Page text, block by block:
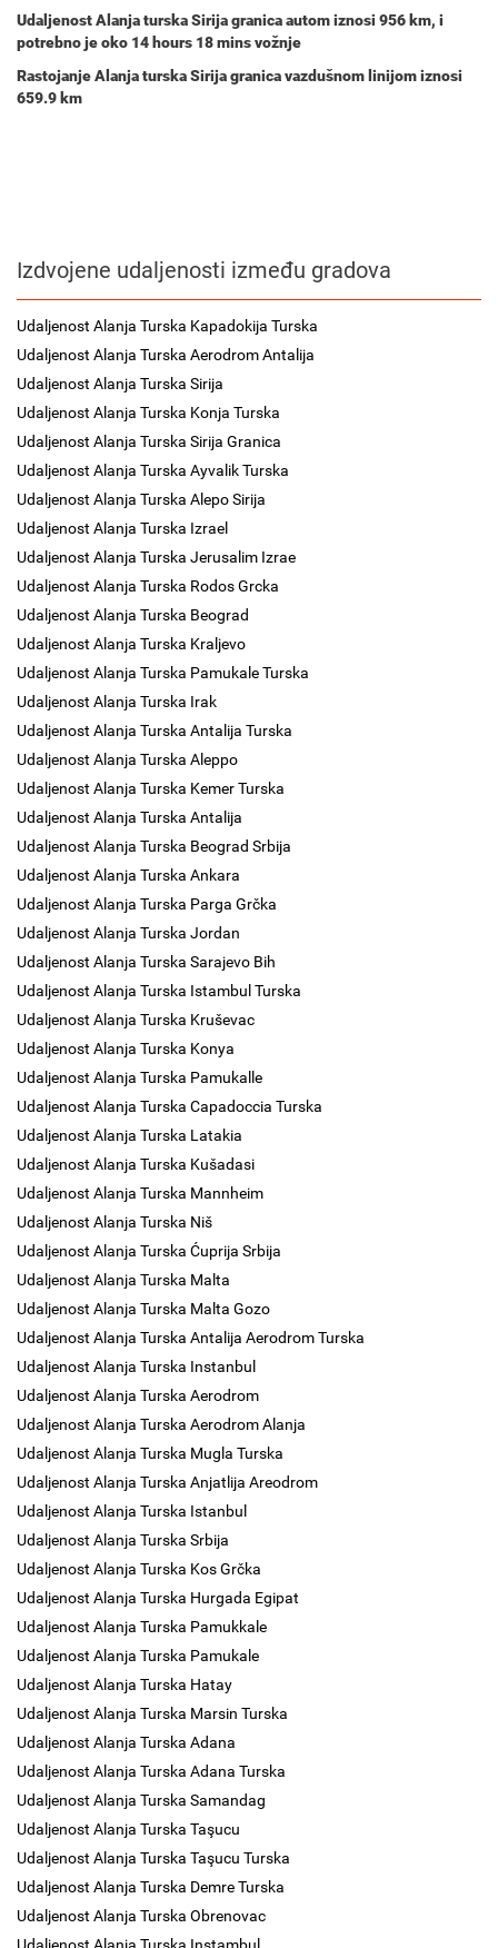
Udaljenost Alanja turska Sirija granica autom iznosi 956 km, i
potrebno je oko 14 hours 18 minsvožnje
Rastojanje Alanja turska Sirija granica vazdušnom linijom iznosi
659.9 km
Izdvojene udaljenosti između gradova
Udaljenost Alanja Turska Kapadokija Turska
Udaljenost Alanja Turska Aerodrom Antalija
Udaljenost Alanja Turska Sirija
Udaljenost Alanja Turska Konja Turska
Udaljenost Alanja Turska Sirija Granica
Udaljenost Alanja Turska Ayvalik Turska
Udaljenost Alanja Turska Alepo Sirija
Udaljenost Alanja Turska Izrael
Udaljenost Alanja Turska Jerusalim Izrae
Udaljenost Alanja Turska Rodos Grcka
Udaljenost Alanja Turska Beograd
Udaljenost Alanja Turska Kraljevo
Udaljenost Alanja Turska Pamukale Turska
Udaljenost Alanja Turska Irak
Udaljenost Alanja Turska Antalija Turska
Udaljenost Alanja Turska Aleppo
Udaljenost Alanja Turska Kemer Turska
Udaljenost Alanja Turska Antalija
Udaljenost Alanja Turska Beograd Srbija
Udaljenost Alanja Turska Ankara
Udaljenost Alanja Turska Parga Grčka
Udaljenost Alanja Turska Jordan
Udaljenost Alanja Turska Sarajevo Bih
Udaljenost Alanja Turska Istambul Turska
Udaljenost Alanja Turska Kruševac
Udaljenost Alanja Turska Konya
Udaljenost Alanja Turska Pamukalle
Udaljenost Alanja Turska Capadoccia Turska
Udaljenost Alanja Turska Latakia
Udaljenost Alanja Turska Kušadasi
Udaljenost Alanja Turska Mannheim
Udaljenost Alanja Turska Niš
Udaljenost Alanja Turska Ćuprija Srbija
Udaljenost Alanja Turska Malta
Udaljenost Alanja Turska Malta Gozo
Udaljenost Alanja Turska Antalija Aerodrom Turska
Udaljenost Alanja Turska Instanbul
Udaljenost Alanja Turska Aerodrom
Udaljenost Alanja Turska Aerodrom Alanja
Udaljenost Alanja Turska Mugla Turska
Udaljenost Alanja Turska Anjatlija Areodrom
Udaljenost Alanja Turska Istanbul
Udaljenost Alanja Turska Srbija
Udaljenost Alanja Turska Kos Grčka
Udaljenost Alanja Turska Hurgada Egipat
Udaljenost Alanja Turska Pamukkale
Udaljenost Alanja Turska Pamukale
Udaljenost Alanja Turska Hatay
Udaljenost Alanja Turska Marsin Turska
Udaljenost Alanja Turska Adana
Udaljenost Alanja Turska Adana Turska
Udaljenost Alanja Turska Samandag
Udaljenost Alanja Turska Taşucu
Udaljenost Alanja Turska Taşucu Turska
Udaljenost Alanja Turska Demre Turska
Udaljenost Alanja Turska Obrenovac